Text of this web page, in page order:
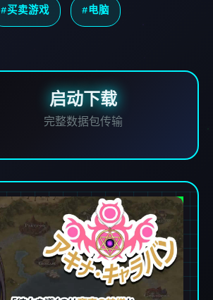
#买卖游戏 #电脑
启动下载
完整数据包传输